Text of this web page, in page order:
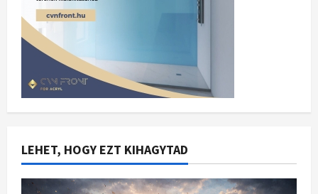
LEHET, HOGY EZT KIHAGYTAD